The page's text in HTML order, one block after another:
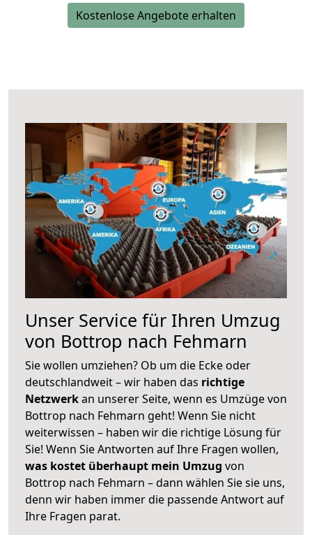
Kostenlose Angebote erhalten
Unser Service für Ihren Umzug
von Bottrop nach Fehmarn
Sie wollen umziehen? Ob um die Ecke oder
deutschlandweit – wir haben das richtige
Netzwerkan unserer Seite, wenn es Umzüge von
Bottrop nach Fehmarn geht! Wenn Sie nicht
weiterwissen – haben wir die richtige Lösung für
Sie! Wenn Sie Antworten auf Ihre Fragen wollen,
was kostet überhaupt mein Umzug von
Bottrop nach Fehmarn – dann wählen Sie sie uns,
denn wir haben immer die passende Antwort auf
Ihre Fragen parat.